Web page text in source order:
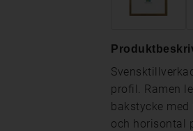
profil. Ramen
bakstycke
och horisontal